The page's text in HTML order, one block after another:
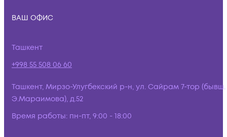
ВАШ ОФИС
Ташкент
+998 55 508 06 60
Ташкент, Мирзо-Улугбекский р-н, ул. Сайрам 7-тор (бывш.
Э.Мараимова), д.52
Время работы: пн-пт, 9:00 - 18:00